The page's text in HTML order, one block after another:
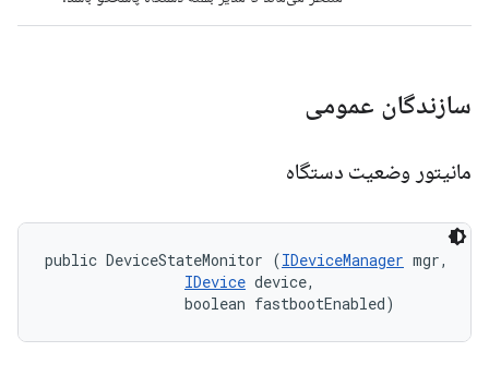
سازندگان عمومی
مانیتور وضعیت دستگاه
public DeviceStateMonitor (IDeviceManager mgr,
IDevice device,
                boolean fastbootEnabled)